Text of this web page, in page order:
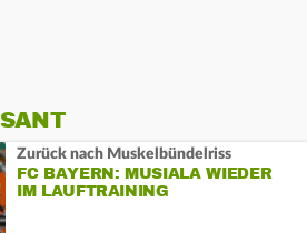
Zurück nach Muskelbündelriss
FC BAYERN: MUSIALA WIEDER
IM LAUFTRAINING